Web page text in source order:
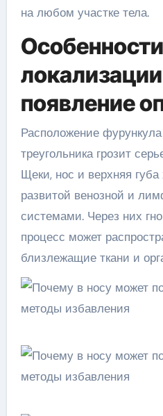
на любом участке тела.
Особенности
появление
Расположение
треугольника грозит
Щеки, нос и верхняя губа
развитой венозной и
системами. Через них
процесс может
близлежащие ткани и